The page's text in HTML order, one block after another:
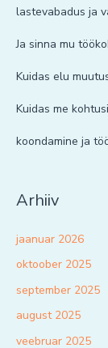
lastevabadus ja
Ja sinna mu
Kuidas elu
Kuidas me
koondamine ja
Arhiiv
jaanuar 2026
oktoober 2025
september 2025
august 2025
veebruar 2025